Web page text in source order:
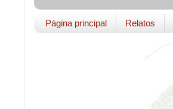
Página principal Relatos